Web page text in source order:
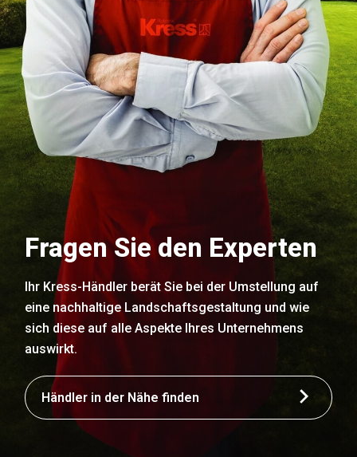
Fragen Sie den Experten
Ihr Kress-Händler berät Sie bei der Umstellung auf
eine nachhaltige Landschaftsgestaltung und wie
sich diese auf alle Aspekte Ihres Unternehmens
auswirkt.
Händler in der Nähe finden